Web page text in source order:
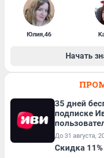
Юлия,46
Начать
35 дней
подписке
До 31 августа,
Скидка